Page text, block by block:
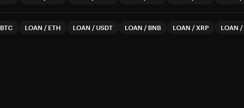
BTC LOAN / ETH LOAN / USDT LOAN / BNB LOAN / XRP LOAN /